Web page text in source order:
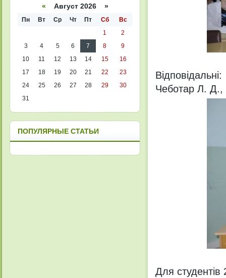
Відповідальні:
Чеботар Л.
Для студентів
« Август 2026 »
Пн Вт Ср Чт Пт Сб
Вс
1
2
3
4 5 6 7 8
9
10
11 12 13 14 15
16
17
18 19 20 21 22
23
24
25 26 27 28 29
30
31
ПОПУЛЯРНЫЕ СТАТЬИ